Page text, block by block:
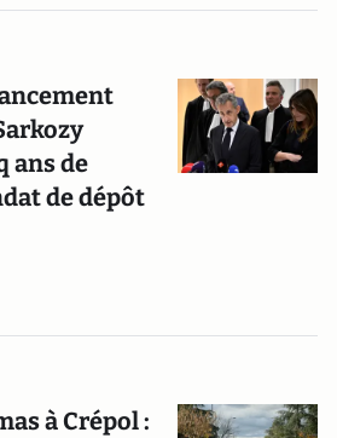
ans de
de dépôt
à Crépol :